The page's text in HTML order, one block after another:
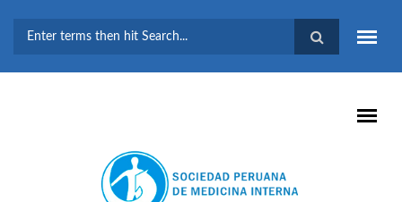
BÚSQUEDA